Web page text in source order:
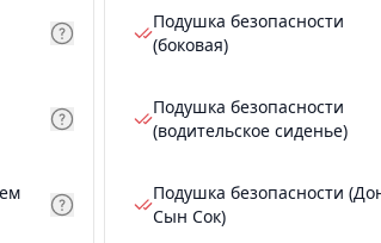
Подушка безопасности
(боковая)
Подушка безопасности
(водительское сиденье)
Подушка безопасности
Сын Сок)